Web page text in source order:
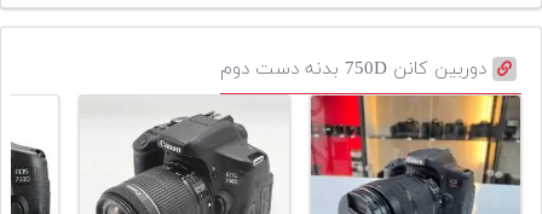
دوربین کانن 750D بدنه دست دوم